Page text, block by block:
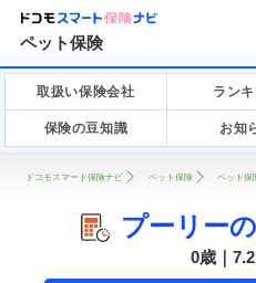
ペット保険
取扱い保険会社 ラン
保険の豆知識 お知
ドコモスマート保険ナビ ペット保険 ペット保
プーリー
0歳｜